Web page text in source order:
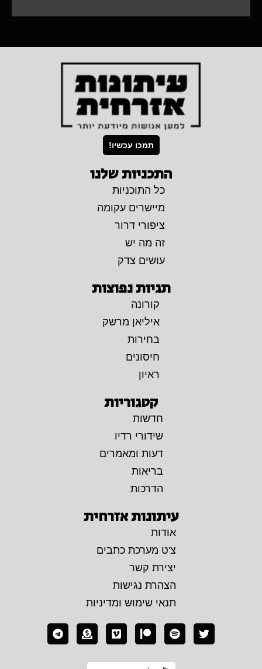
תמכו עכשיו!
התכניות שלנו
כל התוכניות
מיישרים עקומה
ציפורי דרור
זה מה יש
עושים צדק
תגיות נפוצות
קורונה
איליאן מרשק
בחירות
חיסונים
ראיון
קטגוריות
חדשות
שידורי רדיו
דעות ומאמרים
בריאות
הדרכות
עיתונות אזרחית
אודות
צ'ט מערכת כתבים
יצירת קשר
הצהרת נגישות
תנאי שימוש ומדיניות